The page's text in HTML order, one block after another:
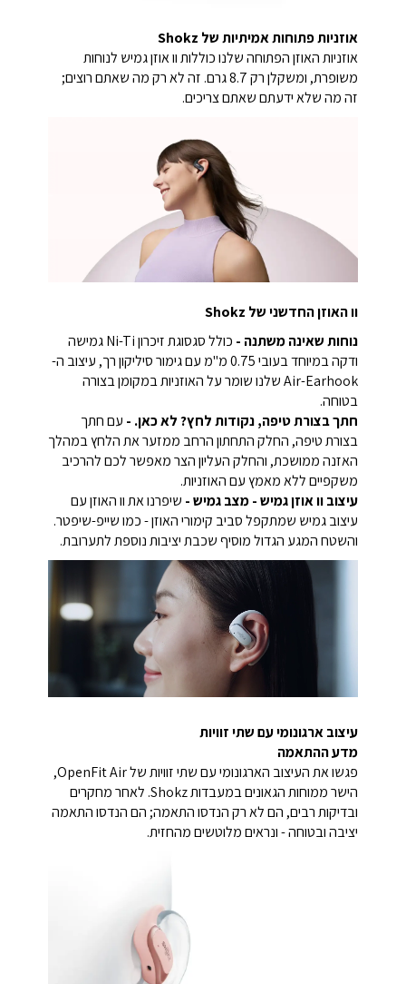
אוזניות פתוחות אמיתיות של Shokz
אוזניות האוזן הפתוחה שלנו כוללות וו אוזן גמיש לנוחות
משופרת, ומשקלן רק 8.7 גרם. זה לא רק מה שאתם רוצים;
זה מה שלא ידעתם שאתם צריכים.
וו האוזן החדשני של Shokz
נוחות שאינה משתנה -
כולל סגסוגת זיכרון Ni-Ti גמישה
ודקה במיוחד בעובי 0.75 מ"מ עם גימור סיליקון רך, עיצוב ה-
Air-Earhook שלנו שומר על האוזניות במקומן בצורה
בטוחה.
חתך בצורת טיפה,נקודות לחץ? לא כאן. - עם חתך
בצורת טיפה, החלק התחתון הרחב ממזער את הלחץ במהלך
האזנה ממושכת, והחלק העליון הצר מאפשר לכם להרכיב
משקפיים ללא מאמץ עם האוזניות.
עיצוב וו אוזן גמיש -מצב גמיש - שיפרנו את וו האוזן עם
עיצוב גמיש שמתקפל סביב קימורי האוזן - כמו שייפ-שיפטר.
והשטח המגע הגדול מוסיף שכבת יציבות נוספת לתערובת.
עיצוב ארגונומי עם שתי זוויות
מדע ההתאמה
פגשו את העיצוב הארגונומי עם שתי זוויות של OpenFit Air,
הישר ממוחות הגאונים במעבדות Shokz. לאחר מחקרים
ובדיקות רבים, הם לא רק הנדסו התאמה; הם הנדסו התאמה
יציבה ובטוחה - ונראים מלוטשים מהחזית.